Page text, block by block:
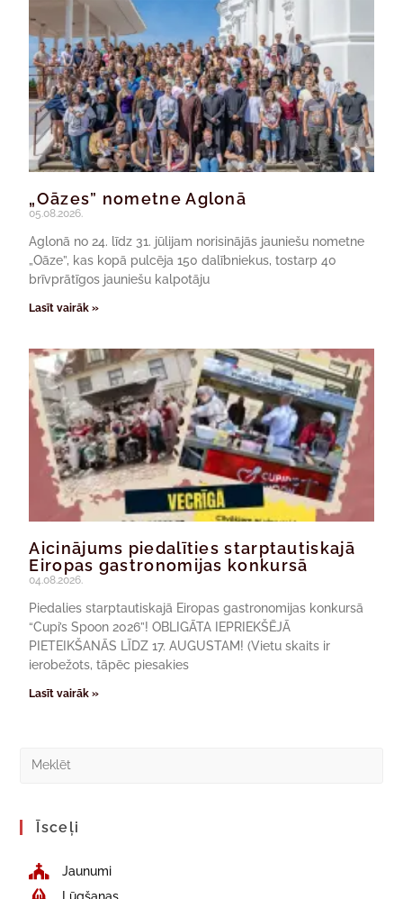
„Oāzes” nometne Aglonā
05.08.2026.
Aglonā no 24. līdz 31. jūlijam norisinājās jauniešu nometne
„Oāze”, kas kopā pulcēja 150 dalībniekus, tostarp 40
brīvprātīgos jauniešu kalpotāju
Lasīt vairāk »
Aicinājums piedalīties starptautiskajā
Eiropas gastronomijas konkursā
04.08.2026.
Piedalies starptautiskajā Eiropas gastronomijas konkursā
“Cupi’s Spoon 2026”! OBLIGĀTA IEPRIEKŠĒJĀ
PIETEIKŠANĀS LĪDZ 17. AUGUSTAM! (Vietu skaits ir
ierobežots, tāpēc piesakies
Lasīt vairāk »
Īsceļi
Jaunumi
Lūgšanas